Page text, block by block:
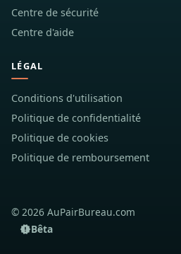
Centre de sécurité
Centre d'aide
LÉGAL
Conditions d'utilisation
Politique de confidentialité
Politique de cookies
Politique de remboursement
© 2026 AuPairBureau.com
Bêta